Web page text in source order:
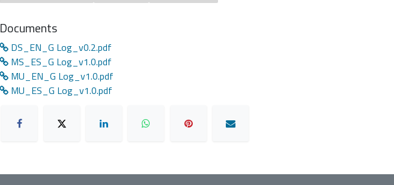
Documents
DS_EN_G Log_v0.2.pdf
MS_ES_G Log_v1.0.pdf
MU_EN_G Log_v1.0.pdf
MU_ES_G Log_v1.0.pdf